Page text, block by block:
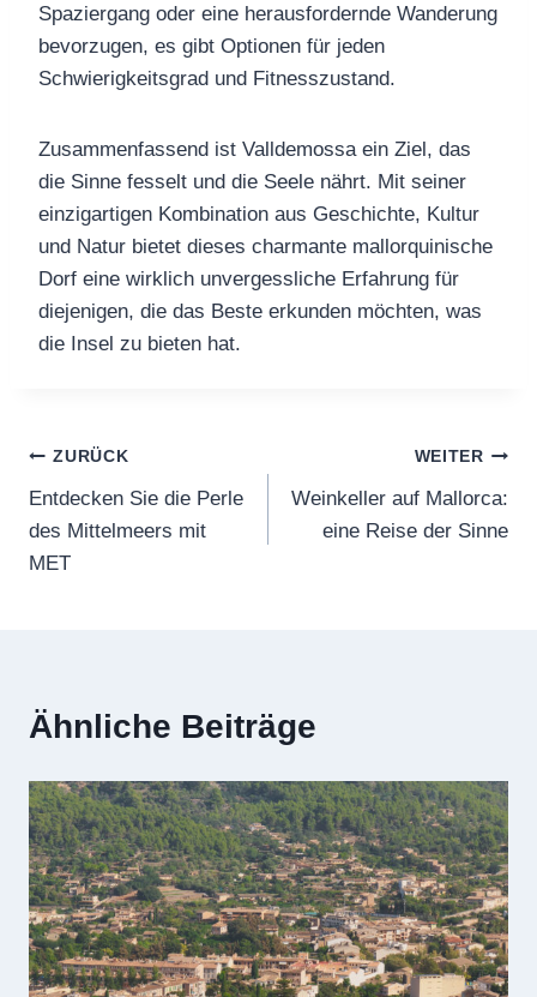
Spaziergang oder eine herausfordernde Wanderung
bevorzugen, es gibt Optionen für jeden
Schwierigkeitsgrad und Fitnesszustand.
Zusammenfassend ist Valldemossa ein Ziel, das
die Sinne fesselt und die Seele nährt. Mit seiner
einzigartigen Kombination aus Geschichte, Kultur
und Natur bietet dieses charmante mallorquinische
Dorf eine wirklich unvergessliche Erfahrung für
diejenigen, die das Beste erkunden möchten, was
die Insel zu bieten hat.
ZURÜCK
Entdecken Sie die Perle
des Mittelmeers mit
MET
WEITER
Weinkeller auf Mallorca:
eine Reise der Sinne
Ähnliche Beiträge